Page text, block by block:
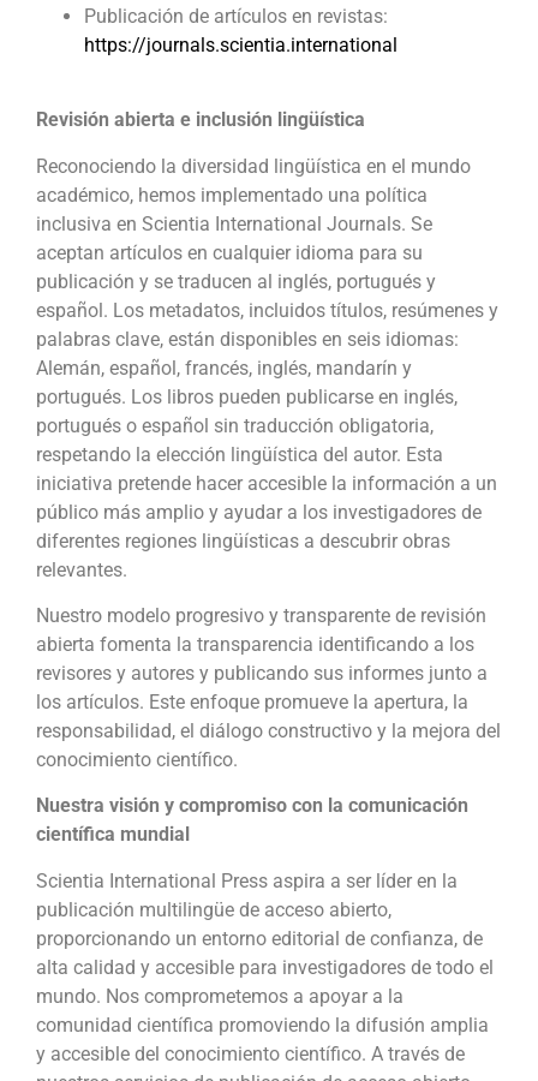
Publicación de artículos en revistas:
https://journals.scientia.international
Revisión abierta e inclusión lingüística
Reconociendo la diversidad lingüística en el mundo
académico, hemos implementado una política
inclusiva en Scientia International Journals. Se
aceptan artículos en cualquier idioma para su
publicación y se traducen al inglés, portugués y
español. Los metadatos, incluidos títulos, resúmenes y
palabras clave, están disponibles en seis idiomas:
Alemán, español, francés, inglés, mandarín y
portugués. Los libros pueden publicarse en inglés,
portugués o español sin traducción obligatoria,
respetando la elección lingüística del autor. Esta
iniciativa pretende hacer accesible la información a un
público más amplio y ayudar a los investigadores de
diferentes regiones lingüísticas a descubrir obras
relevantes.
Nuestro modelo progresivo y transparente de revisión
abierta fomenta la transparencia identificando a los
revisores y autores y publicando sus informes junto a
los artículos. Este enfoque promueve la apertura, la
responsabilidad, el diálogo constructivo y la mejora del
conocimiento científico.
Nuestra visión y compromiso con la comunicación
científica mundial
Scientia International Press aspira a ser líder en la
publicación multilingüe de acceso abierto,
proporcionando un entorno editorial de confianza, de
alta calidad y accesible para investigadores de todo el
mundo. Nos comprometemos a apoyar a la
comunidad científica promoviendo la difusión amplia
y accesible del conocimiento científico. A través de